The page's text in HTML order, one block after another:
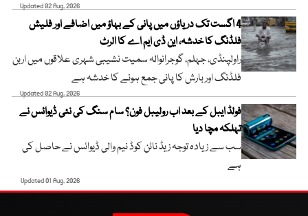
Updated 02 Aug, 2026
4 اگست تک دریاؤں میں پانی کے بہاؤ میں اضافے اور فلیش
فلڈنگ کا خدشہ، این ڈی ایم اے کا الرٹ
راولپنڈی، جہلم، گوجرانوالہ سمیت نشیبی شہری علاقوں میں اربن
فلڈنگ اور بارش کا پانی جمع ہونے کا خدشہ ہے
Updated 02 Aug, 2026
فولڈ ایبل کے بعد اب رولیبل فون؟ سام سنگ کی نئی ڈیوائس نے
تہلکہ مچا دیا
سب سے زیادہ توجہ زیڈ نائن کوڈ نیم والی ڈیوائس نے حاصل کی
ہے
Updated 01 Aug, 2026